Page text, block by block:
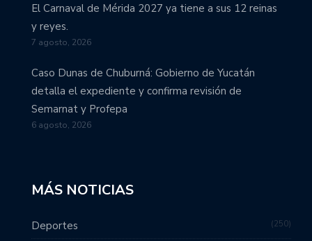
El Carnaval de Mérida 2027 ya tiene a sus 12 reinas
y reyes.
7 agosto, 2026
Caso Dunas de Chuburná: Gobierno de Yucatán
detalla el expediente y confirma revisión de
Semarnat y Profepa
6 agosto, 2026
MÁS NOTICIAS
Deportes 250